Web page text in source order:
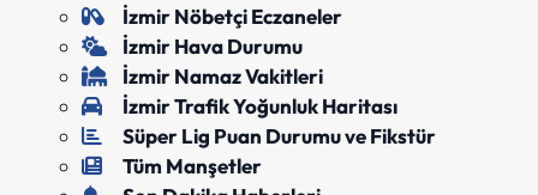
İzmir Nöbetçi Eczaneler
İzmir Hava Durumu
İzmir Namaz Vakitleri
İzmir Trafik Yoğunluk Haritası
Süper Lig Puan Durumu ve Fikstür
Tüm Manşetler